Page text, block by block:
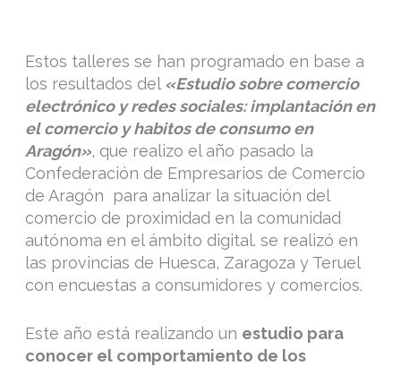
Estos talleres se han programado en base a
los resultados del «Estudio sobre comercio
electrónico y redes sociales: implantación en
el comercio y habitos de consumo en
Aragón», que realizo el año pasado la
Confederación de Empresarios de Comercio
de Aragón para analizar la situación del
comercio de proximidad en la comunidad
autónoma en el ámbito digital. se realizó en
las provincias de Huesca, Zaragoza y Teruel
con encuestas a consumidores y comercios.
Este año está realizando un estudio para
conocer el comportamiento de los